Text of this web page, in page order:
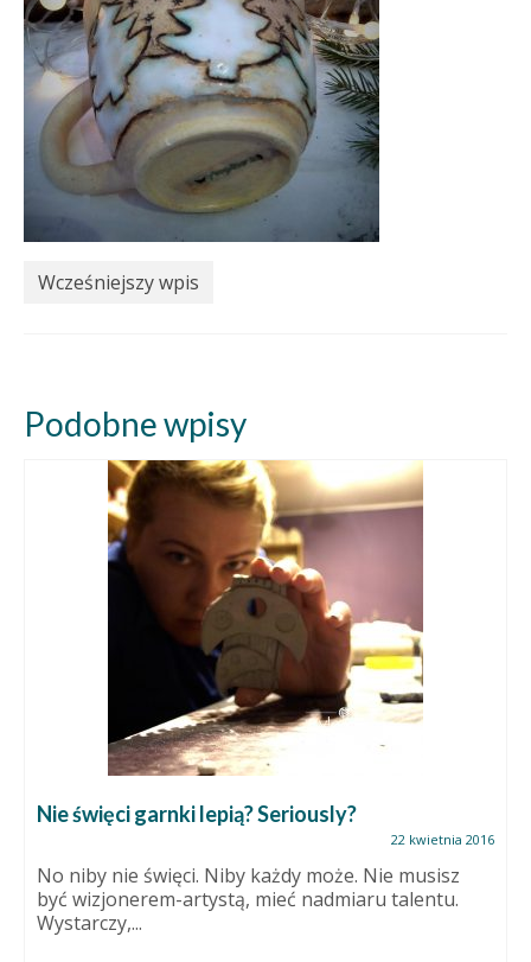
Wcześniejszy wpis
Podobne wpisy
Nie święci garnki lepią? Seriously?
22 kwietnia 2016
No niby nie święci. Niby każdy może. Nie musisz
być wizjonerem-artystą, mieć nadmiaru talentu.
Wystarczy,...